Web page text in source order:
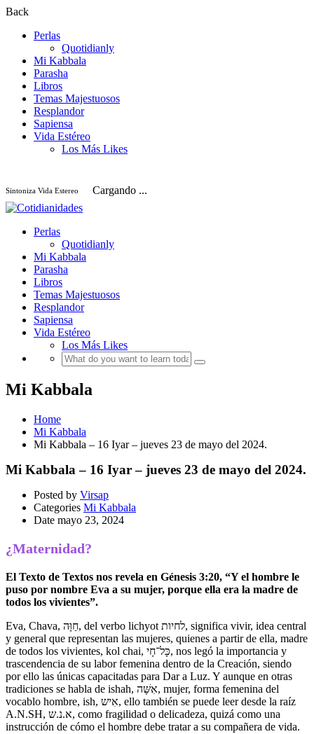
Back
Perlas
Quotidianly
Mi Kabbala
Parasha
Libros
Temas Majestuosos
Resplandor
Sapiensa
Vida Estéreo
Los Más Likes
Sintoniza Vida Estereo Cargando ...
Perlas
Quotidianly
Mi Kabbala
Parasha
Libros
Temas Majestuosos
Resplandor
Sapiensa
Vida Estéreo
Los Más Likes
Mi Kabbala
Home
Mi Kabbala
Mi Kabbala – 16 Iyar – jueves 23 de mayo del 2024.
Mi Kabbala – 16 Iyar – jueves 23 de mayo del 2024.
Posted by Virsap
Categories Mi Kabbala
Date mayo 23, 2024
¿Maternidad?
El Texto de Textos nos revela en Génesis 3:20, “Y el hombre le
puso por nombre Eva a su mujer, porque ella era la madre de
todos los vivientes”.
Eva, Chava, חַוָּה, del verbo lichyot לחיות, significa vivir, idea central
y general que representan las mujeres, quienes a partir de ella, madre
de todos los vivientes, kol chai, כָּל־חָי, nos legó la importancia y
trascendencia de su labor femenina dentro de la Creación, siendo
por ello las únicas capacitadas para Dar a Luz. Y aunque en otras
tradiciones se habla de ishah, אִשָּׁה, mujer, forma femenina del
vocablo hombre, ish, אִיש, ello también se puede leer desde la raíz
A.N.SH, א.נ.ש, como fragilidad o delicadeza, quizá como una
instrucción de cómo el hombre debe tratar a su compañera de vida.